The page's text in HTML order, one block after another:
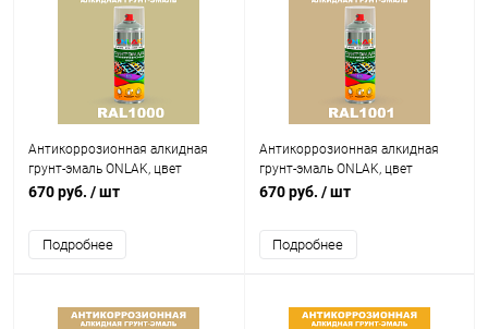
Антикоррозионная алкидная
грунт-эмаль ONLAK, цвет
RAL1000, спрей 520мл
670 руб. / шт
Подробнее
Антикоррозионная алкидная
грунт-эмаль ONLAK, цвет
RAL1001, спрей 520мл
670 руб. / шт
Подробнее